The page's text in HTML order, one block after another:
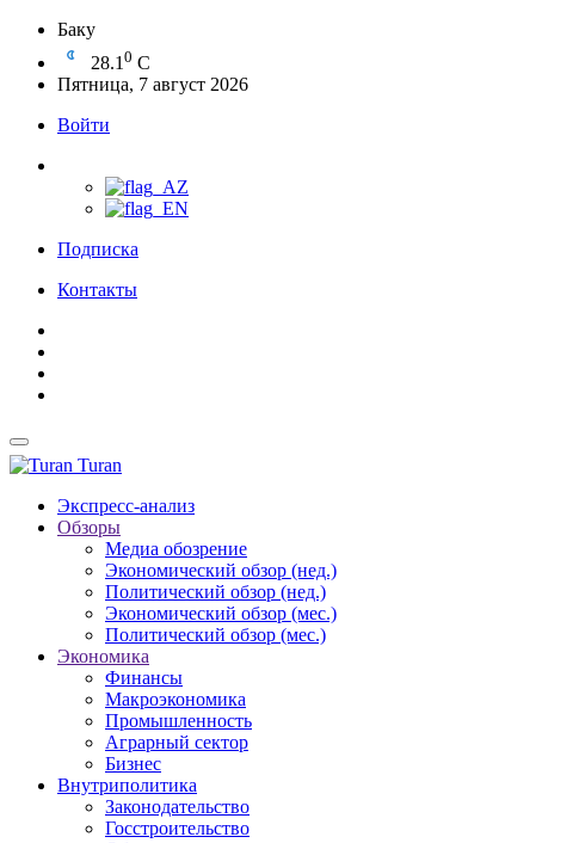
Баку
28.1 0 C
Пятница, 7 август 2026
Войти
Подписка
Контакты
Turan
Экспресс-анализ
Обзоры
Медиа обозрение
Экономический обзор (нед.)
Политический обзор (нед.)
Экономический обзор (мес.)
Политический обзор (мес.)
Экономика
Финансы
Макроэкономика
Промышленность
Аграрный сектор
Бизнес
Внутриполитика
Законодательство
Госстроительство